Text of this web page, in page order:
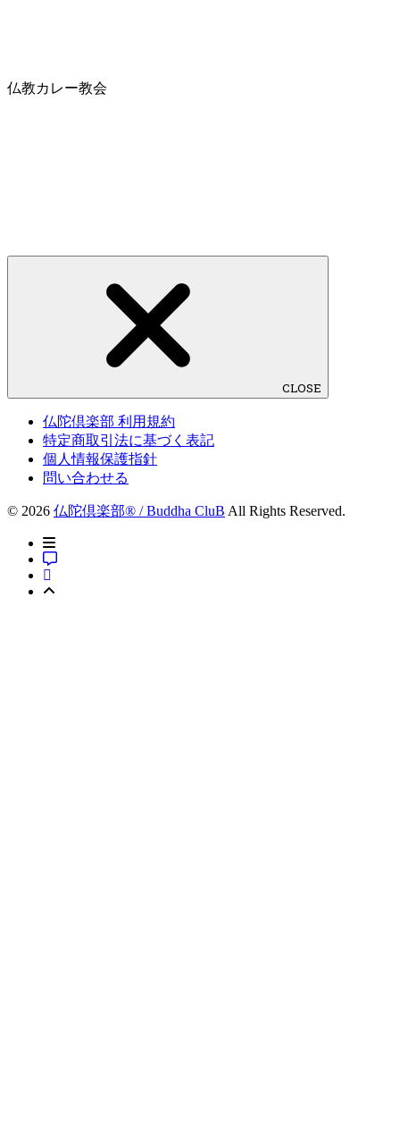
仏教カレー教会
CLOSE
仏陀倶楽部 利用規約
特定商取引法に基づく表記
個人情報保護指針
問い合わせる
© 2026 仏陀倶楽部® / Buddha CluB All Rights Reserved.